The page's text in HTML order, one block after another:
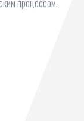
процессом.